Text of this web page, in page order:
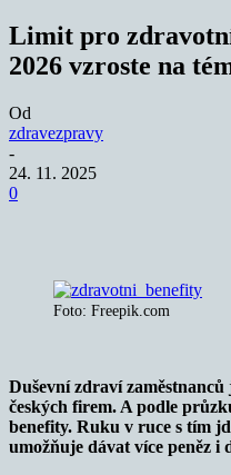
Limit pro
2026 vzroste na
Od
zdravezpravy
-
24. 11. 2025
0
Foto: Freepik.com
Duševní zdraví
českých firem. A podle
benefity. Ruku v ruce s tím
umožňuje dávat více peněz i